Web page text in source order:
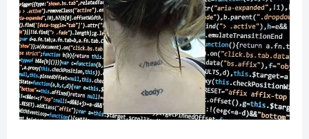
Tag
Manager